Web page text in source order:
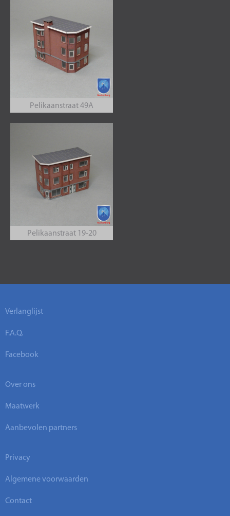
Pelikaanstraat 49A
Pelikaanstraat 19-20
Verlanglijst
F.A.Q.
Facebook
Over ons
Maatwerk
Aanbevolen partners
Privacy
Algemene voorwaarden
Contact